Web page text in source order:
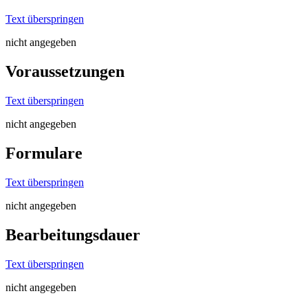
Text überspringen
nicht angegeben
Voraussetzungen
Text überspringen
nicht angegeben
Formulare
Text überspringen
nicht angegeben
Bearbeitungsdauer
Text überspringen
nicht angegeben